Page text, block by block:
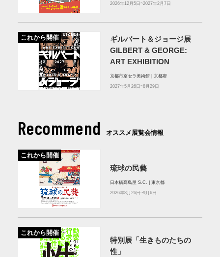
2026年12月5日~2027年2月7日
これから開催
ギルバート＆ジョージ展
GILBERT & GEORGE:
ART EXHIBITION
京都市京セラ美術館 | 京都府
2027年5月26日~8月29日
Recommend オススメ展覧会情報
これから開催
琉球の民藝
日本橋髙島屋 S.C. | 東京都
2026年8月26日~9月6日
これから開催
特別展「生きものたちの
性」